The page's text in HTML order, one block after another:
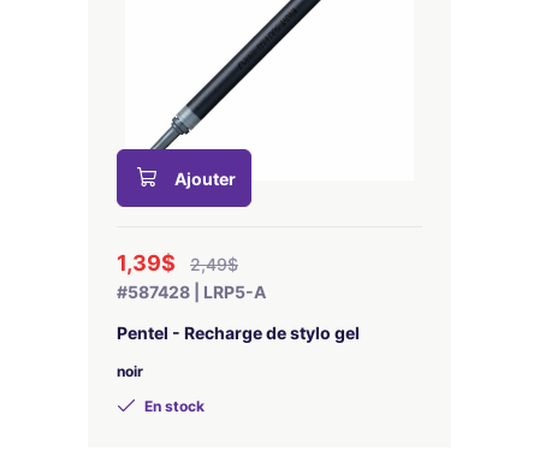
Ajouter
1,39$
2,49$
#587428 | LRP5-A
Pentel - Recharge de stylo gel
noir
En stock